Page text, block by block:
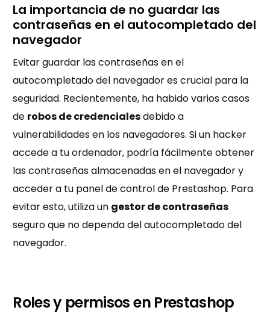
La importancia de no guardar las
contraseñas en el autocompletado del
navegador
Evitar guardar las contraseñas en el
autocompletado del navegador es crucial para la
seguridad. Recientemente, ha habido varios casos
de robos de credencialesdebido a
vulnerabilidades en los navegadores. Si un hacker
accede a tu ordenador, podría fácilmente obtener
las contraseñas almacenadas en el navegador y
acceder a tu panel de control de Prestashop. Para
evitar esto, utiliza un gestor de contraseñas
seguro que no dependa del autocompletado del
navegador.
Roles y permisos en Prestashop